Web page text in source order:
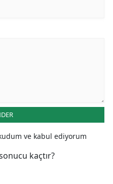
ve kabul ediyorum
kaçtır?